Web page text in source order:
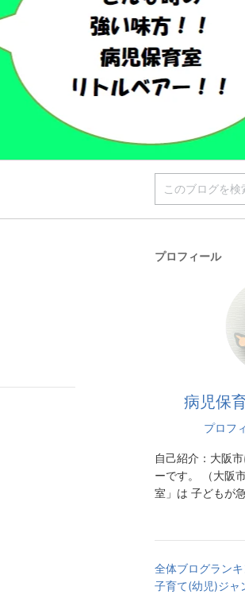
プロフィール
病児保
プロフ
自己紹介： 大阪
ーです。 （大阪
室」は 子どもが
全体ブログラン
子育て(幼児)ジャ